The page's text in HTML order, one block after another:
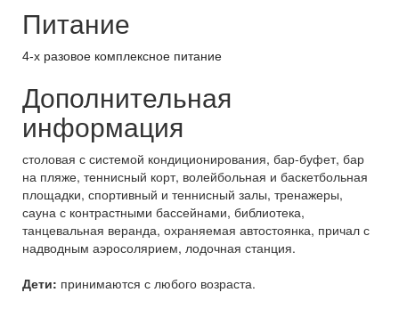
Питание
4-х разовое комплексное питание
Дополнительная
информация
столовая с системой кондиционирования, бар-буфет, бар
на пляже, теннисный корт, волейбольная и баскетбольная
площадки, спортивный и теннисный залы, тренажеры,
сауна с контрастными бассейнами, библиотека,
танцевальная веранда, охраняемая автостоянка, причал с
надводным аэросолярием, лодочная станция.
Дети: принимаются с любого возраста.